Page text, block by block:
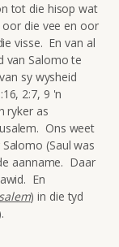
tot die hisop wat
die vee en oor
visse. En van al
van Salomo te
sy wysheid
2:7, 9 'n
ryker as
Ons weet
(Saul was
aanname. Daar
En
salem) in die tyd